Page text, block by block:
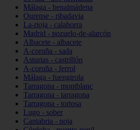
Málaga - benalmádena
Ourense - ribadavia
La-rioja - calahorra
Madrid - pozuelo-de-alarcón
Albacete - albacete
A-coruña - sada
Asturias - castrillón
A-coruña - ferrol
Málaga - fuengirola
Tarragona - montblanc
Tarragona - tarragona
Tarragona - tortosa
Lugo - sober
Cantabria - noja